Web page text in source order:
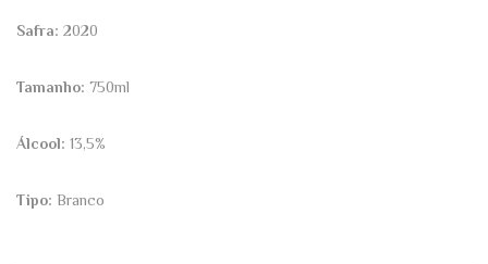
Safra: 2020
Tamanho: 750ml
Álcool: 13,5%
Tipo: Branco